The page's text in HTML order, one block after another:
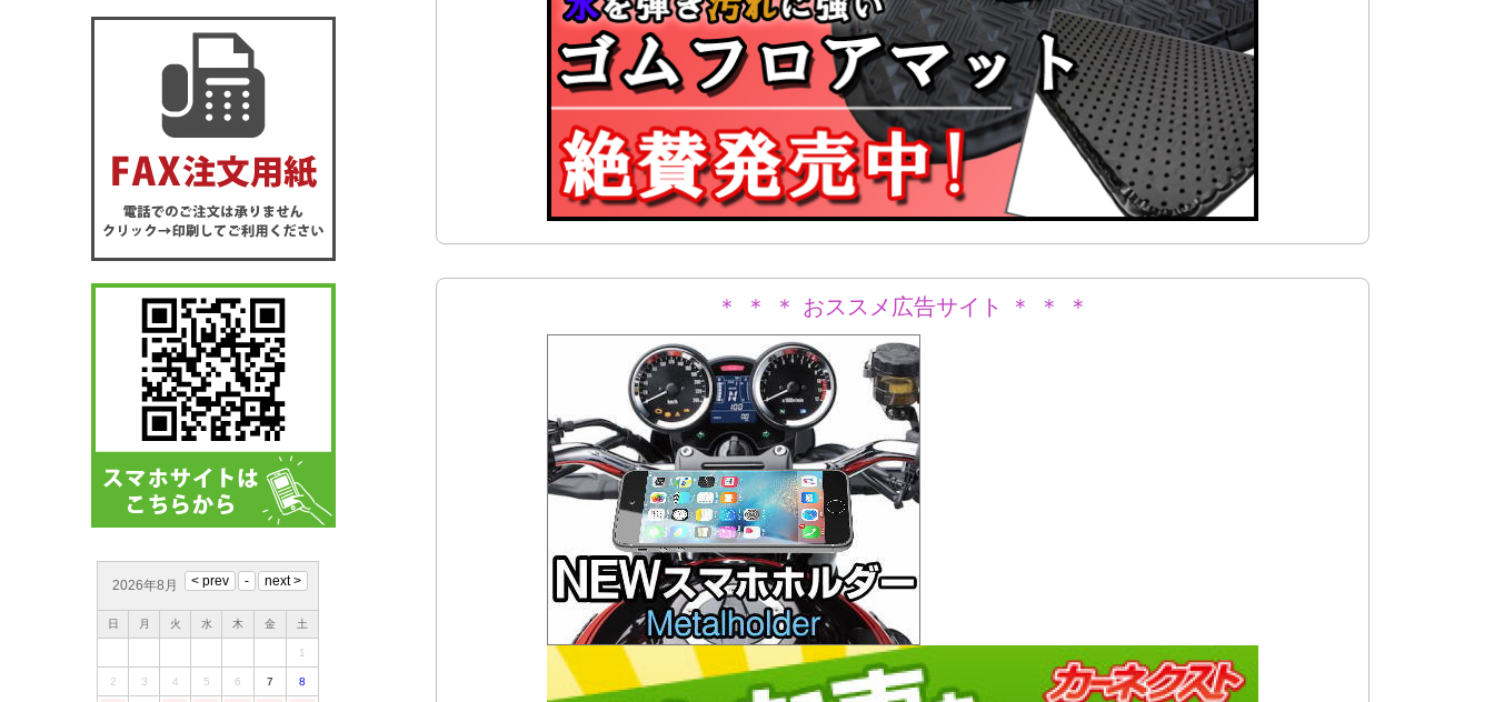
2026年8月
日 月 火 水 木 金 土
1
2 3 4 5 6 7 8
＊ ＊ ＊ おススメ広告サイト ＊ ＊ ＊